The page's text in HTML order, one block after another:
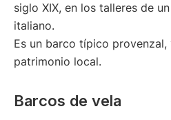
siglo XIX, en los talleres de
italiano.
Es un barco típico
patrimonio local.
Barcos de vela